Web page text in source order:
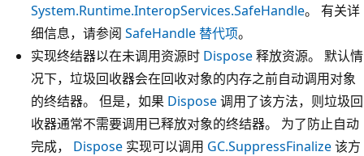
System.Runtime.InteropServices.SafeHandle。 有关详
细信息，请参阅 SafeHandle 替代项。
实现终结器以在未调用资源时 Dispose释放资源。 默认情
况下，垃圾回收器会在回收对象的内存之前自动调用对象
的终结器。 但是，如果 Dispose调用了该方法，则垃圾回
收器通常不需要调用已释放对象的终结器。 为了防止自动
完成， Dispose 实现可以调用 GC.SuppressFinalize该方